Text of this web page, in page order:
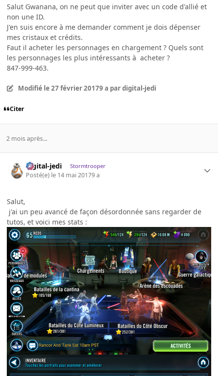
Salut Gwanana, on ne peut que inviter avec un code d'allié et
non une ID.
J'en suis encore à me demander comment je dois dépenser
mes cristaux et crédits.
Faut il acheter les personnages en chargement ? Quels sont
les personnages les plus intéressants à acheter ?
847-999-463.
Modifié le 27 février 20179 a par digital-jedi
Citer
2 mois après...
digital-jedi Stormtrooper
Posté(e) le 14 mai 20179 a
Salut,
j'ai un peu avancé de façon désordonnée sans regarder de
tutos, et voici mes stats :